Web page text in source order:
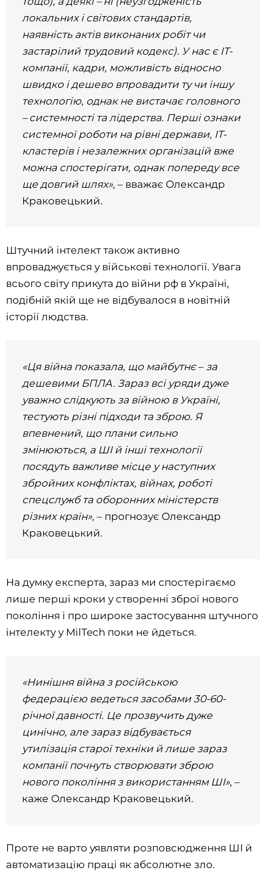
локальних і світових стандартів,
наявність актів виконаних робіт чи
застарілий трудовий кодекс). У нас є ІТ-
компанії, кадри, можливість відносно
швидко і дешево впровадити ту чи іншу
технологію, однак не вистачає головного
– системності та лідерства. Перші ознаки
системної роботи на рівні держави, ІТ-
кластерів і незалежних організацій вже
можна спостерігати, однак попереду все
ще довгий шлях», – вважає Олександр
Краковецький.
Штучний інтелект також активно
впроваджується у військові технології. Увага
всього світу прикута до війни рф в Україні,
подібній якій ще не відбувалося в новітній
історії людства.
«Ця війна показала, що майбутнє– за
дешевими БПЛА. Зараз всі уряди дуже
уважно слідкують за війною в Україні,
тестують різні підходи та зброю. Я
впевнений, що плани сильно
змінюються, а ШІ й інші технології
посядуть важливе місце у наступних
збройних конфліктах, війнах, роботі
спецслужб та оборонних міністерств
різних країн», – прогнозує Олександр
Краковецький.
На думку експерта, зараз ми спостерігаємо
лише перші кроки у створенні зброї нового
покоління і про широке застосування штучного
інтелекту у MilTech поки не йдеться.
«Нинішня війна з російською
федерацією ведеться засобами 30-60-
річної давності. Це прозвучить дуже
цинічно, але зараз відбувається
утилізація старої техніки й лише зараз
компанії почнуть створювати зброю
нового покоління з використанням ШІ», –
каже Олександр Краковецький.
Проте не варто уявляти розповсюдження ШІ й
автоматизацію праці як абсолютне зло.